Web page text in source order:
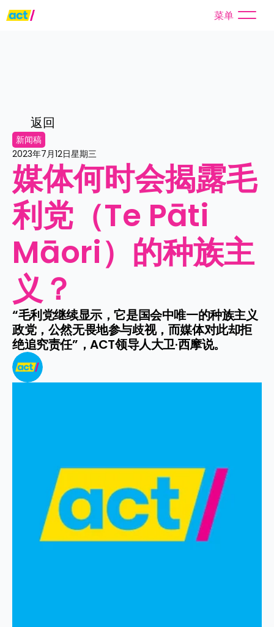
菜单
返回
新闻稿
2023年7月12日星期三
媒体何时会揭露毛
利党（Te Pāti
Māori）的种族主
义？
“毛利党继续显示，它是国会中唯一的种族主义
政党，公然无畏地参与歧视，而媒体对此却拒
绝追究责任”，ACT领导人大卫·西摩说。